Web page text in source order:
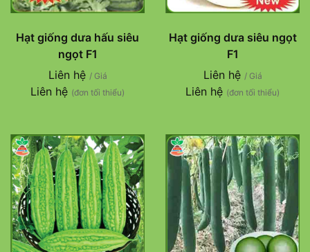
Hạt giống dưa hấu siêu
ngọt F1
Liên hệ / Giá
Liên hệ (đơn tối thiểu)
Hạt giống dưa siêu ngọt
F1
Liên hệ / Giá
Liên hệ (đơn tối thiểu)